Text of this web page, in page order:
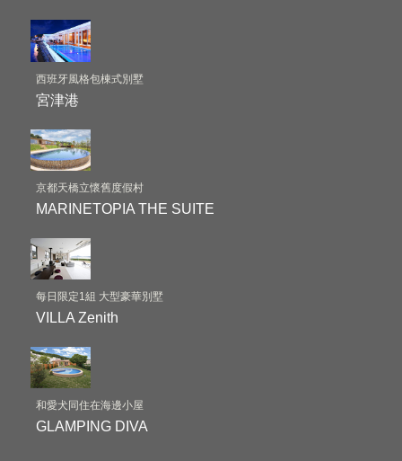
西班牙風格包棟式別墅
宮津港
京都天橋立懷舊度假村
MARINETOPIA THE SUITE
每日限定1組 大型豪華別墅
VILLA Zenith
和愛犬同住在海邊小屋
GLAMPING DIVA